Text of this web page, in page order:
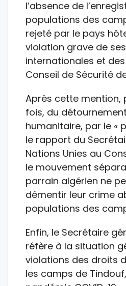
l’absence de
populations des
rejeté par le pays
violation grave de
internationales et
Conseil de Sécurité
Après cette mention,
fois, du
humanitaire, par le «
le rapport du
Nations Unies au
le mouvement
parrain algérien ne
démentir leur crime
populations des
Enfin, le Secrétaire
réfère à la situation
violations des droits
les camps de